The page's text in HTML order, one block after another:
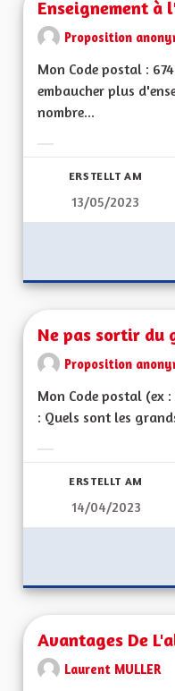
Enseignement à
Proposition
Mon Code postal :
embaucher plus
nombre...
ERSTELLT AM
13/05/2023
Ne pas sortir du
Proposition
Mon Code postal (ex
: Quels sont les
ERSTELLT AM
14/04/2023
Avantages De
Laurent MULLER